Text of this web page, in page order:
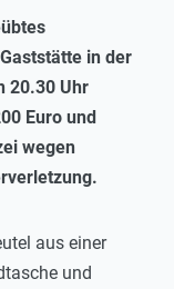
in der
20.30 Uhr
Euro und
wegen
aus einer
und